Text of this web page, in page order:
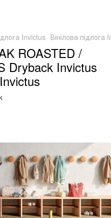
Invictus Вінілова підлога
ROASTED /
Dryback Invictus